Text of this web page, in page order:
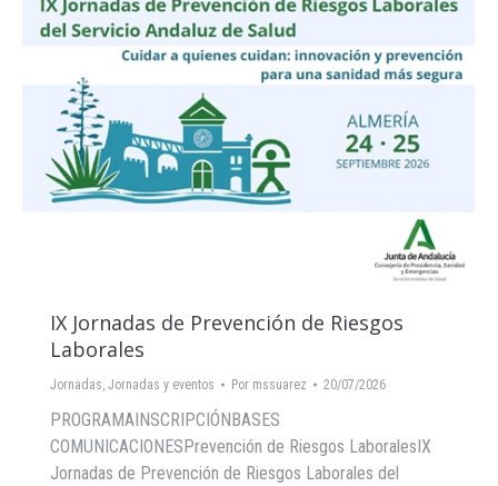
IX Jornadas de Prevención de Riesgos
Laborales
Jornadas, Jornadas y eventos Por mssuarez 20/07/2026
PROGRAMAINSCRIPCIÓNBASES
COMUNICACIONESPrevención de Riesgos LaboralesIX
Jornadas de Prevención de Riesgos Laborales del